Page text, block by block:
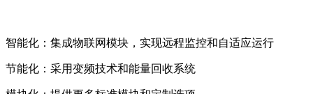
智能化：集成物联网模块，实现远程监控和自适应运行
节能化：采用变频技术和能量回收系统